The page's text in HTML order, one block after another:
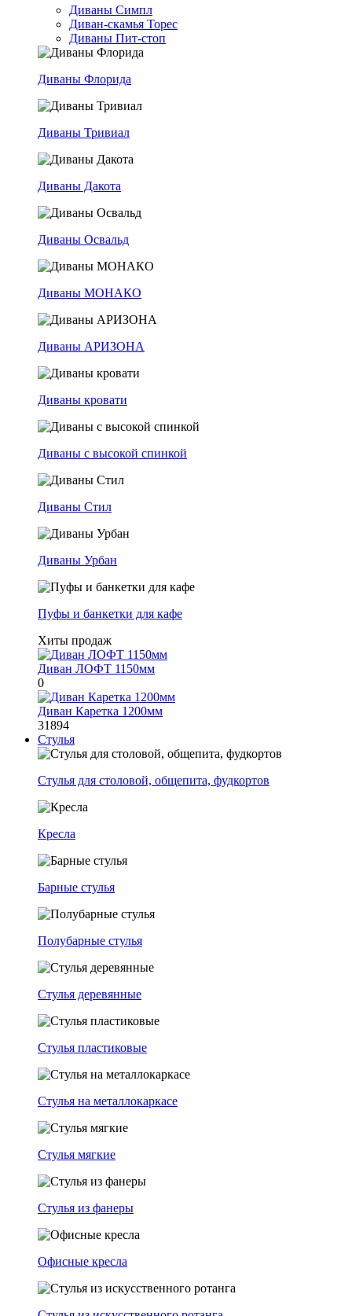
Диваны Симпл
Диван-скамья Торес
Диваны Пит-стоп
Диваны Флорида
Диваны Тривиал
Диваны Дакота
Диваны Освальд
Диваны МОНАКО
Диваны АРИЗОНА
Диваны кровати
Диваны с высокой спинкой
Диваны Стил
Диваны Урбан
Пуфы и банкетки для кафе
Хиты продаж
Диван ЛОФТ 1150мм
0
Диван Каретка 1200мм
31894
Стулья
Стулья для столовой, общепита, фудкортов
Кресла
Барные стулья
Полубарные стулья
Стулья деревянные
Стулья пластиковые
Стулья на металлокаркасе
Стулья мягкие
Стулья из фанеры
Офисные кресла